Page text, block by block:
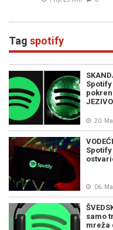
reakcije...
Tag spotify
20.
06.
samo
mreža